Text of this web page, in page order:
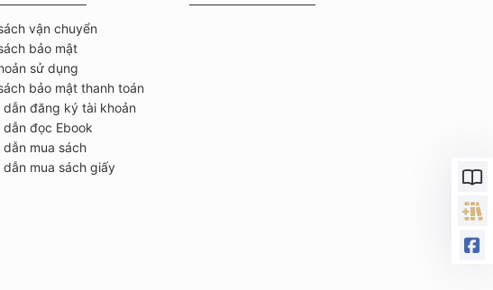
vận chuyển
bảo mật
sử dụng
bảo mật thanh toán
dẫn đăng ký tài khoản
dẫn đọc Ebook
dẫn mua sách
dẫn mua sách giấy